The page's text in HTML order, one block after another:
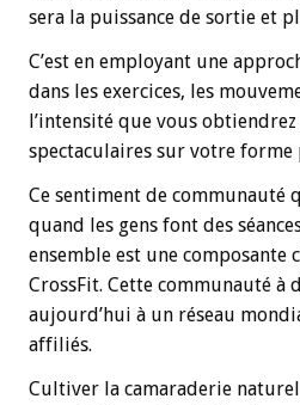
sera la puissance de sortie et
C’est en employant une
dans les exercices, les
l’intensité que vous obtiendrez
spectaculaires sur votre forme
Ce sentiment de communauté
quand les gens font des
ensemble est une composante
CrossFit. Cette communauté à
aujourd’hui à un réseau
affiliés.
Cultiver la camaraderie